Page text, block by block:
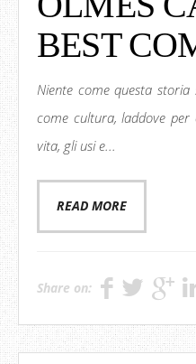
BEST
Niente come questa
come cultura, laddove
vita, gli usi e...
READ MORE
Share on: